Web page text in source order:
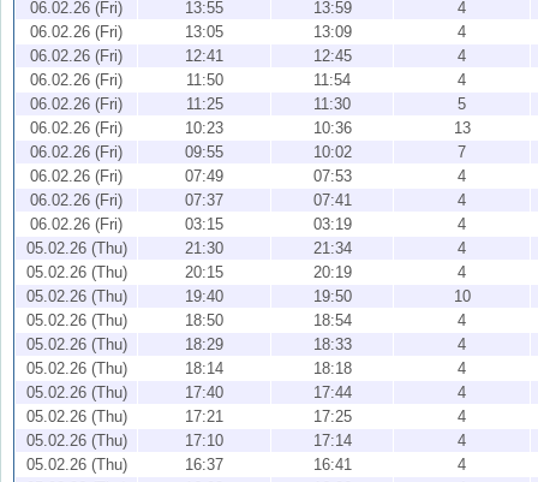
06.02.26 (Fri)
13:55 13:59
4
06.02.26 (Fri)
13:05 13:09
4
06.02.26 (Fri)
12:41 12:45
4
06.02.26 (Fri)
11:50 11:54
4
06.02.26 (Fri)
11:25 11:30
5
06.02.26 (Fri)
10:23 10:36
13
06.02.26 (Fri)
09:55 10:02
7
06.02.26 (Fri)
07:49 07:53
4
06.02.26 (Fri)
07:37 07:41
4
06.02.26 (Fri)
03:15 03:19
4
05.02.26 (Thu)
21:30 21:34
4
05.02.26 (Thu)
20:15 20:19
4
05.02.26 (Thu)
19:40 19:50
10
05.02.26 (Thu)
18:50 18:54
4
05.02.26 (Thu)
18:29 18:33
4
05.02.26 (Thu)
18:14 18:18
4
05.02.26 (Thu)
17:40 17:44
4
05.02.26 (Thu)
17:21 17:25
4
05.02.26 (Thu)
17:10 17:14
4
05.02.26 (Thu)
16:37 16:41
4